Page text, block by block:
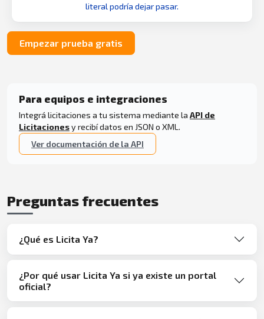
literal podría dejar pasar.
Empezar prueba gratis
Para equipos e integraciones
Integrá licitaciones a tu sistema mediante la API de
Licitacionesy recibí datos en JSON o XML.
Ver documentación de la API
Preguntas frecuentes
¿Qué es Licita Ya?
¿Por qué usar Licita Ya si ya existe un portal
oficial?